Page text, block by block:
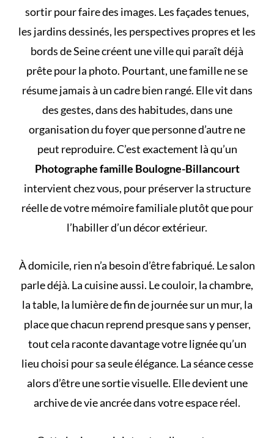
sortir pour faire des images. Les façades tenues,
les jardins dessinés, les perspectives propres et les
bords de Seine créent une ville qui paraît déjà
prête pour la photo. Pourtant, une famille ne se
résume jamais à un cadre bien rangé. Elle vit dans
des gestes, dans des habitudes, dans une
organisation du foyer que personne d’autre ne
peut reproduire. C’est exactement là qu’un
Photographe famille Boulogne-Billancourt
intervient chez vous, pour préserver la structure
réelle de votre mémoire familiale plutôt que pour
l’habiller d’un décor extérieur.
À domicile, rien n’a besoin d’être fabriqué. Le salon
parle déjà. La cuisine aussi. Le couloir, la chambre,
la table, la lumière de fin de journée sur un mur, la
place que chacun reprend presque sans y penser,
tout cela raconte davantage votre lignée qu’un
lieu choisi pour sa seule élégance. La séance cesse
alors d’être une sortie visuelle. Elle devient une
archive de vie ancrée dans votre espace réel.